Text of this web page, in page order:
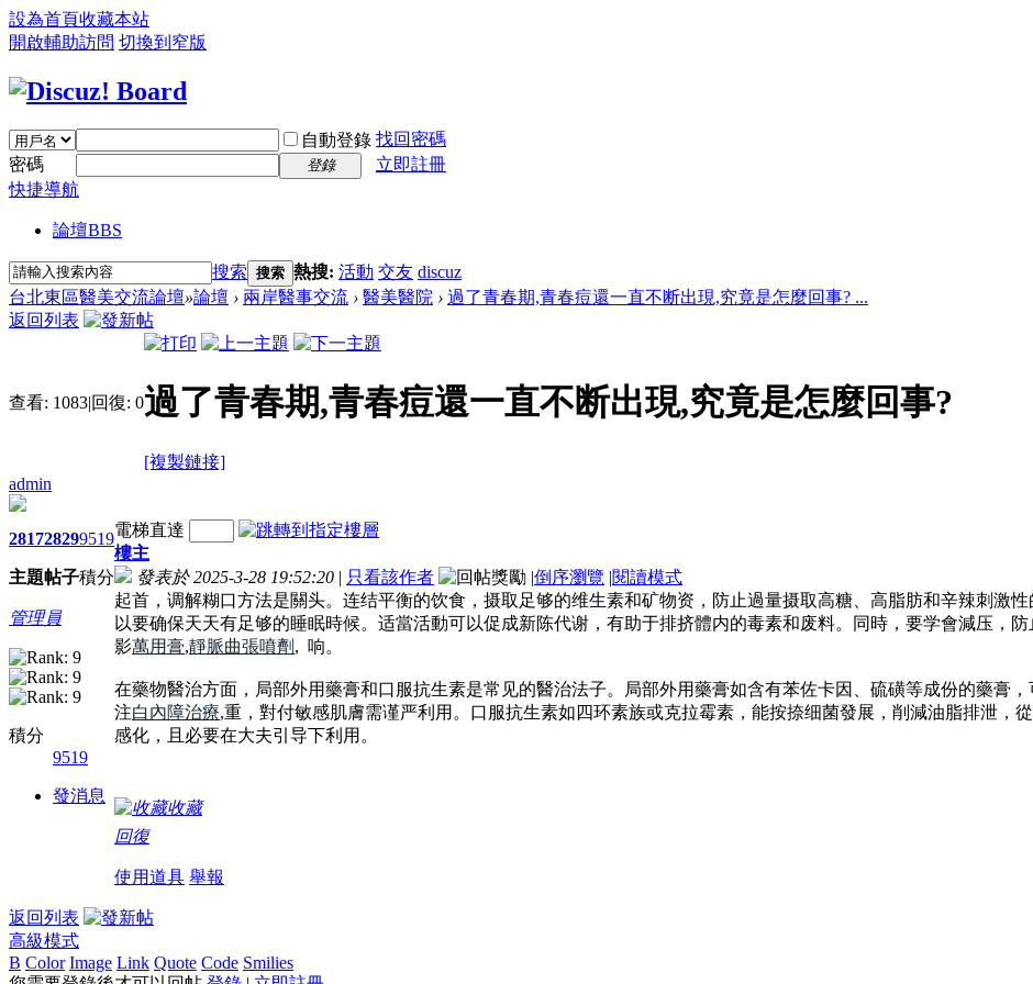
設為首頁收藏本站
開啟輔助訪問 切換到窄版
自動登錄 找回密碼
密碼
登錄
立即註冊
快捷導航
論壇BBS
搜索 搜索 熱搜: 活動 交友 discuz
台北東區醫美交流論壇»論壇 › 兩岸醫事交流 › 醫美醫院 › 過了青春期,青春痘還一直不断出現,究竟是怎麼回事? ...
返回列表
查看: 1083|回復: 0過了青春期,青春痘還一直不断出現,究竟是怎麼回事?
[複製鏈接]
admin
2817
主題
2829
帖子
9519
積分
管理員
積分
9519
發消息
電梯直達
樓主
發表於 2025-3-28 19:52:20 | 只看該作者 |倒序瀏覽 |閱讀模式
起首，调解糊口方法是關头。连结平衡的饮食，摄取足够的维生素和矿物资，防止過量摄取高糖、高脂肪和辛辣刺激
以要确保天天有足够的睡眠時候。适當活動可以促成新陈代谢，有助于排挤體内的毒素和废料。同時，要学會減压，
影萬用膏,靜脈曲張噴劑 , 响。
在藥物醫治方面，局部外用藥膏和口服抗生素是常见的醫治法子。局部外用藥膏如含有苯佐卡因、硫磺等成份的藥膏
注白內障治療,重，對付敏感肌膚需谨严利用。口服抗生素如四环素族或克拉霉素，能按捺细菌發展，削減油脂排泄，
感化，且必要在大夫引导下利用。
收藏
回復
使用道具 舉報
返回列表
高級模式
B Color Image Link Quote Code Smilies